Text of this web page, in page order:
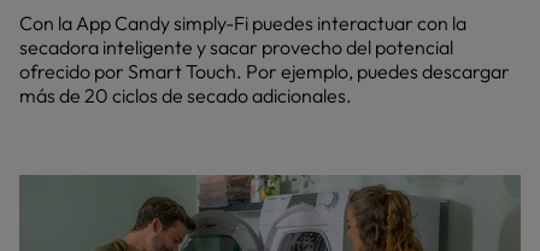
Con la App Candy simply-Fi puedes interactuar con la
secadora inteligente y sacar provecho del potencial
ofrecido por Smart Touch. Por ejemplo, puedes descargar
más de 20 ciclos de secado adicionales.